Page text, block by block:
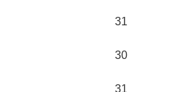
31
30
31